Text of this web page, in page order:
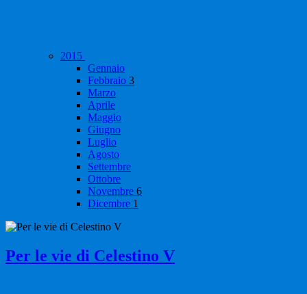
2015
Gennaio
Febbraio 3
Marzo
Aprile
Maggio
Giugno
Luglio
Agosto
Settembre
Ottobre
Novembre 6
Dicembre 1
Per le vie di Celestino V